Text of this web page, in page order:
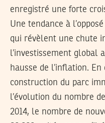
enregistré une forte
Une tendance à
qui révèlent une chute
l’investissement global
hausse de l’inflation.
construction du parc
l’évolution du nombre
2014, le nombre de